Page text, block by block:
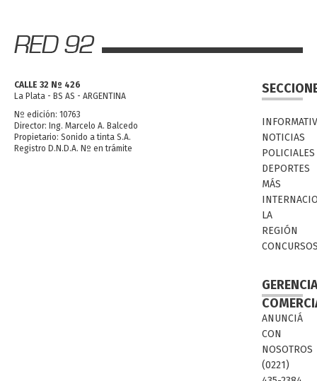
CALLE 32 Nº 426
La Plata - BS AS - ARGENTINA
Nº edición: 10763
Director: Ing. Marcelo A. Balcedo
Propietario: Sonido a tinta S.A.
Registro D.N.D.A. Nº en trámite
NOTICIAS
POLICIALES
DEPORTES
MÁS
LA
REGIÓN
ANUNCIÁ
CON
NOSOTROS
(0221)